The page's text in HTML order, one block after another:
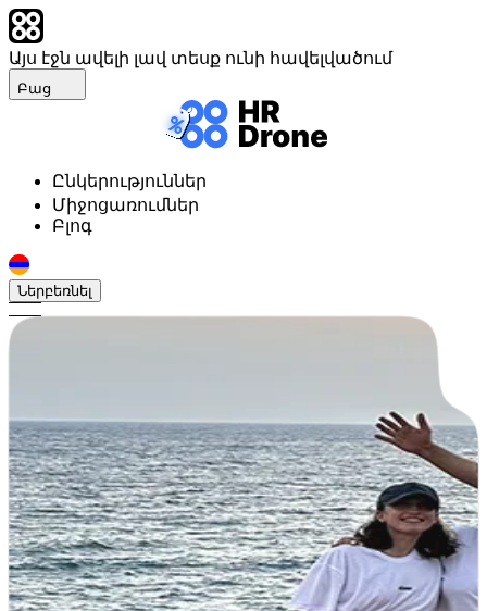
Այս էջն ավելի լավ տեսք ունի հավելվածում
Բաց
Ընկերություններ
Միջոցառումներ
Բլոգ
Ներբեռնել